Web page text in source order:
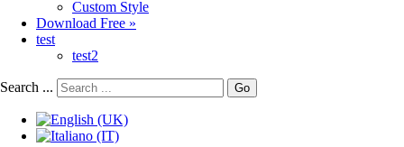
Custom Style
Download Free »
test
test2
Search ... Go